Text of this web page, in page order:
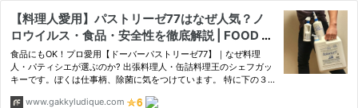
【料理人愛用】パストリーゼ77はなぜ人気？ノ
ロウイルス・食品・安全性を徹底解説 | FOOD F
REAK by Chef Gakky
食品にもOK！プロ愛用【ドーバーパストリーゼ77】｜なぜ料理
人・パティシエが選ぶのか? 出張料理人・缶詰料理王のシェフガッ
キーです。ぼくは仕事柄、除菌に気をつけています。 特に下の３
www.gakkyludique.com